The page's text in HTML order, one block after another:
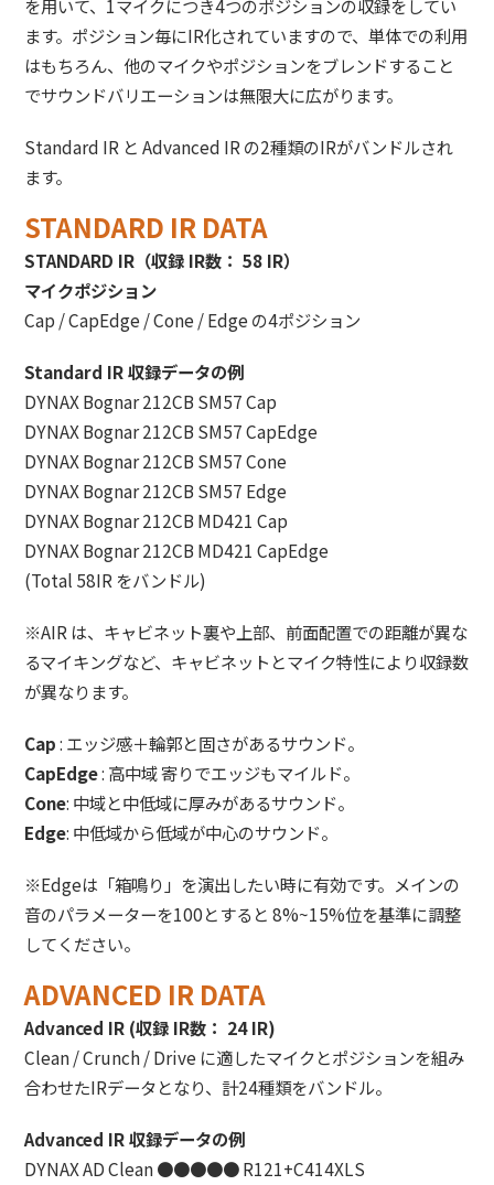
を用いて、1マイクにつき4つのポジションの収録をしてい
ます。ポジション毎にIR化されていますので、単体での利用
はもちろん、他のマイクやポジションをブレンドすること
でサウンドバリエーションは無限大に広がります。
Standard IR と Advanced IR の2種類のIRがバンドルされ
ます。
STANDARD IR DATA
STANDARD IR（収録 IR数： 58 IR）
マイクポジション
Cap / CapEdge / Cone / Edge の4ポジション
Standard IR 収録データの例
DYNAX Bognar 212CB SM57 Cap
DYNAX Bognar 212CB SM57 CapEdge
DYNAX Bognar 212CB SM57 Cone
DYNAX Bognar 212CB SM57 Edge
DYNAX Bognar 212CB MD421 Cap
DYNAX Bognar 212CB MD421 CapEdge
(Total 58IR をバンドル)
※AIR は、キャビネット裏や上部、前面配置での距離が異な
るマイキングなど、キャビネットとマイク特性により収録数
が異なります。
Cap: エッジ感＋輪郭と固さがあるサウンド。
CapEdge: 高中域 寄りでエッジもマイルド。
Cone: 中域と中低域に厚みがあるサウンド。
Edge: 中低域から低域が中心のサウンド。
※Edgeは「箱鳴り」を演出したい時に有効です。メインの
音のパラメーターを100とすると 8%~15%位を基準に調整
してください。
ADVANCED IR DATA
Advanced IR (収録 IR数： 24 IR)
Clean / Crunch / Drive に適したマイクとポジションを組み
合わせたIRデータとなり、計24種類をバンドル。
Advanced IR 収録データの例
DYNAX AD Clean ●●●●● R121+C414XLS